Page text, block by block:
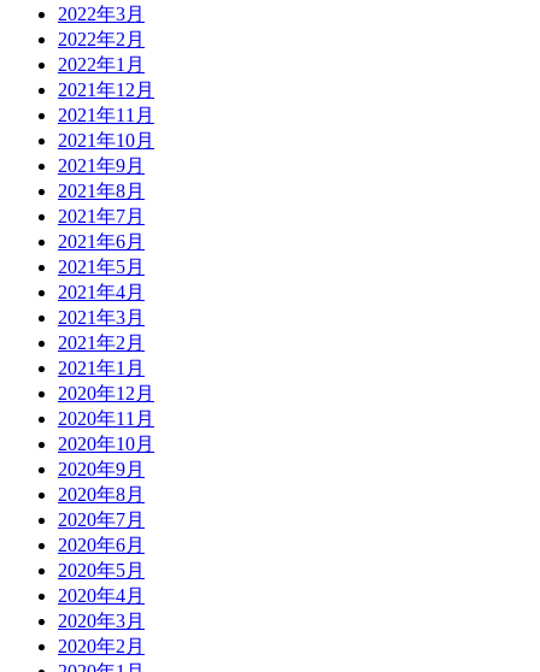
2022年3月
2022年2月
2022年1月
2021年12月
2021年11月
2021年10月
2021年9月
2021年8月
2021年7月
2021年6月
2021年5月
2021年4月
2021年3月
2021年2月
2021年1月
2020年12月
2020年11月
2020年10月
2020年9月
2020年8月
2020年7月
2020年6月
2020年5月
2020年4月
2020年3月
2020年2月